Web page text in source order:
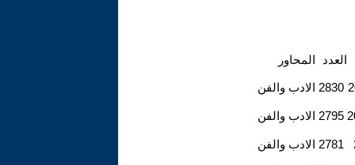
العدد
الادب والفن 2830
الادب والفن 2795
الادب والفن 2781